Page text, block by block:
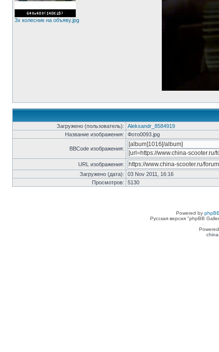
3х колесник на объяву.jpg
Загружено (пользователь):
Aleksandr_8584919
Название изображения:
Фото0093.jpg
BBCode изображения:
URL изображения:
Загружено (дата):
03 Nov 2011, 16:16
Просмотров:
5130
Powered by
Русская версия "phpBB